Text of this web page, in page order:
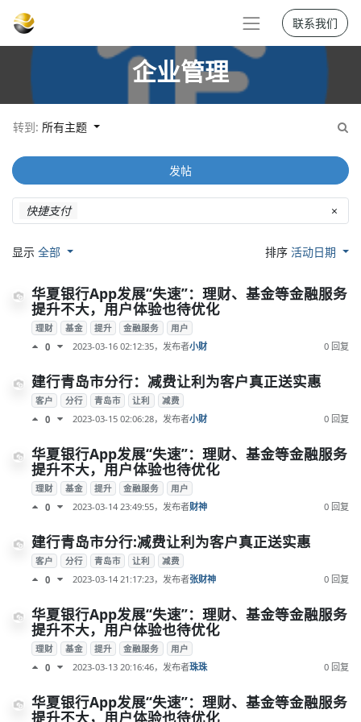
联系我们
企业管理
转到: 所有主题
快捷支付 ×
发帖
显示 全部 排序活动日期
华夏银行App发展“失速”：理财、基金等金融服务
提升不大，用户体验也待优化
理财 基金 提升 金融服务 用户
0 2023-03-16 02:12:35，发布者小财 0 回复
建行青岛市分行：减费让利为客户真正送实惠
客户 分行 青岛市 让利 减费
0 2023-03-15 02:06:28，发布者小财 0 回复
华夏银行App发展“失速”：理财、基金等金融服务
提升不大，用户体验也待优化
理财 基金 提升 金融服务 用户
0 2023-03-14 23:49:55，发布者财神 0 回复
建行青岛市分行:减费让利为客户真正送实惠
客户 分行 青岛市 让利 减费
0 2023-03-14 21:17:23，发布者张财神 0 回复
华夏银行App发展“失速”：理财、基金等金融服务
提升不大，用户体验也待优化
理财 基金 提升 金融服务 用户
0 2023-03-13 20:16:46，发布者珠珠 0 回复
华夏银行App发展“失速”：理财、基金等金融服务
提升不大，用户体验也待优化